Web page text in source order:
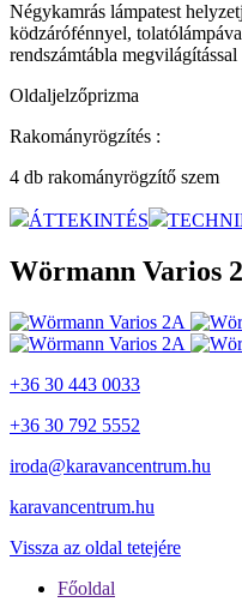
Négykamrás lámpatest
ködzárófénnyel,
rendszámtábla megvilágítással
Oldaljelzőprizma
Rakományrögzítés :
4 db rakományrögzítő szem
ÁTTEKINTÉS
Wörmann Varios
+36 30 443 0033
+36 30 792 5552
iroda@karavancentrum.hu
karavancentrum.hu
Vissza az oldal tetejére
Főoldal